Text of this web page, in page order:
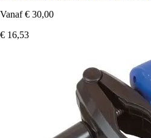
Vanaf € 30,00
€ 16,53